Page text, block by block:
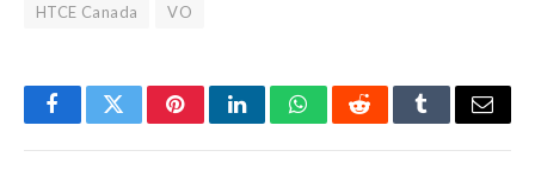
HTCE Canada
VO
FacebookTwitterPinterestLinkedInWhatsAppRedditTumblrEmail